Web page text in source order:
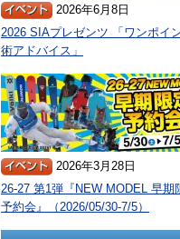
2026年6月8日
2026 SIAプレゼンツ 「ワンポイ
術アドバイス」
2026年3月28日
26-27 第1弾『NEW MODEL 早期
予約会』（2026/05/30-7/5）